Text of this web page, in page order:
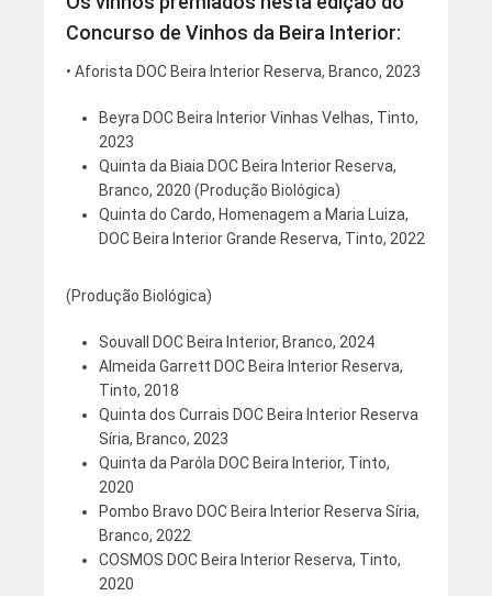
Concurso de Vinhos da Beira Interior:
• Aforista DOC Beira Interior Reserva, Branco, 2023
Beyra DOC Beira Interior Vinhas Velhas, Tinto,
2023
Quinta da Biaia DOC Beira Interior Reserva,
Branco, 2020 (Produção Biológica)
Quinta do Cardo, Homenagem a Maria Luiza,
DOC Beira Interior Grande Reserva, Tinto, 2022
(Produção Biológica)
Souvall DOC Beira Interior, Branco, 2024
Almeida Garrett DOC Beira Interior Reserva,
Tinto, 2018
Quinta dos Currais DOC Beira Interior Reserva
Síria, Branco, 2023
Quinta da Paróla DOC Beira Interior, Tinto,
2020
Pombo Bravo DOC Beira Interior Reserva Síria,
Branco, 2022
COSMOS DOC Beira Interior Reserva, Tinto,
2020